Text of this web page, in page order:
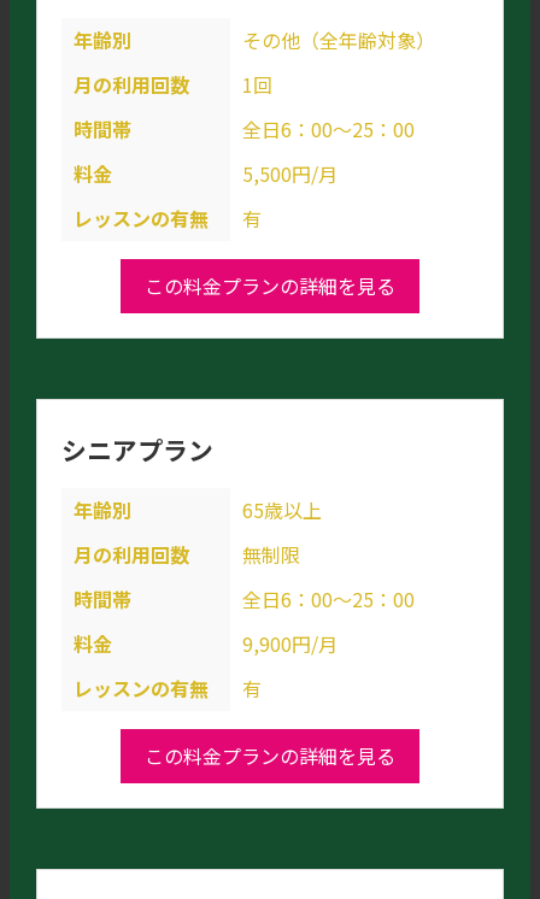
年齢別
その他（全年齢対象）
月の利用回数
1回
時間帯
全日6：00～25：00
料金
5,500円/月
レッスンの有無
有
この料金プランの詳細を見る
シニアプラン
年齢別
65歳以上
月の利用回数
無制限
時間帯
全日6：00～25：00
料金
9,900円/月
レッスンの有無
有
この料金プランの詳細を見る